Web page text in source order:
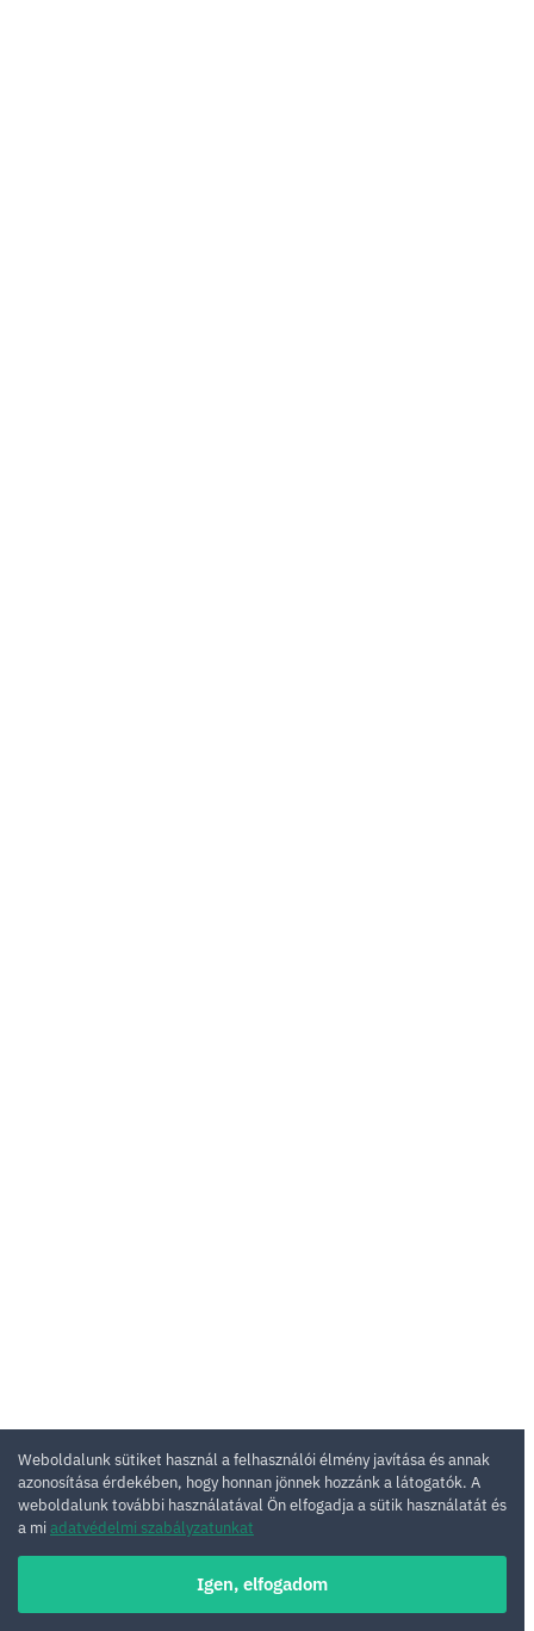
Weboldalunk sütiket használ a felhasználói élmény javítása és annak
azonosítása érdekében, hogy honnan jönnek hozzánk a látogatók. A
weboldalunk további használatával Ön elfogadja a sütik használatát és
a miadatvédelmi szabályzatunkat
Igen, elfogadom